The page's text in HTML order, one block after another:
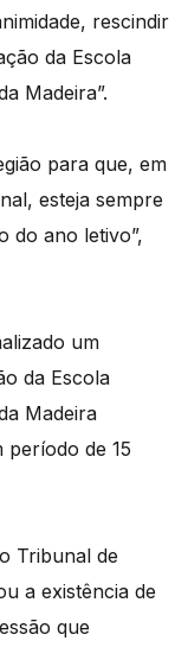
rescindir
da Escola
Madeira”.
para que, em
esteja sempre
do ano letivo”,
um
da Escola
Madeira
de 15
Tribunal de
a existência de
que